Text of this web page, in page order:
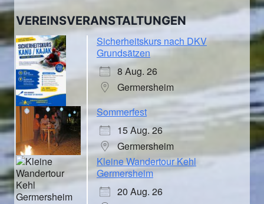
VEREINSVERANSTALTUNGEN
Sicherheitskurs nach DKV
Grundsätzen
8 Aug. 26
Germersheim
Sommerfest
15 Aug. 26
Germersheim
Kleine Wandertour Kehl
Germersheim
20 Aug. 26